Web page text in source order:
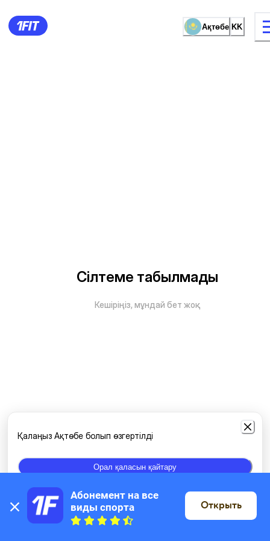
Ақтөбе KK
Сілтеме табылмады
Кешіріңіз, мұндай бет жоқ
Картада
Қалаңыз Ақтөбе болып өзгертілді
Орал қаласын қайтару
Абонемент на все
виды спорта
Открыть